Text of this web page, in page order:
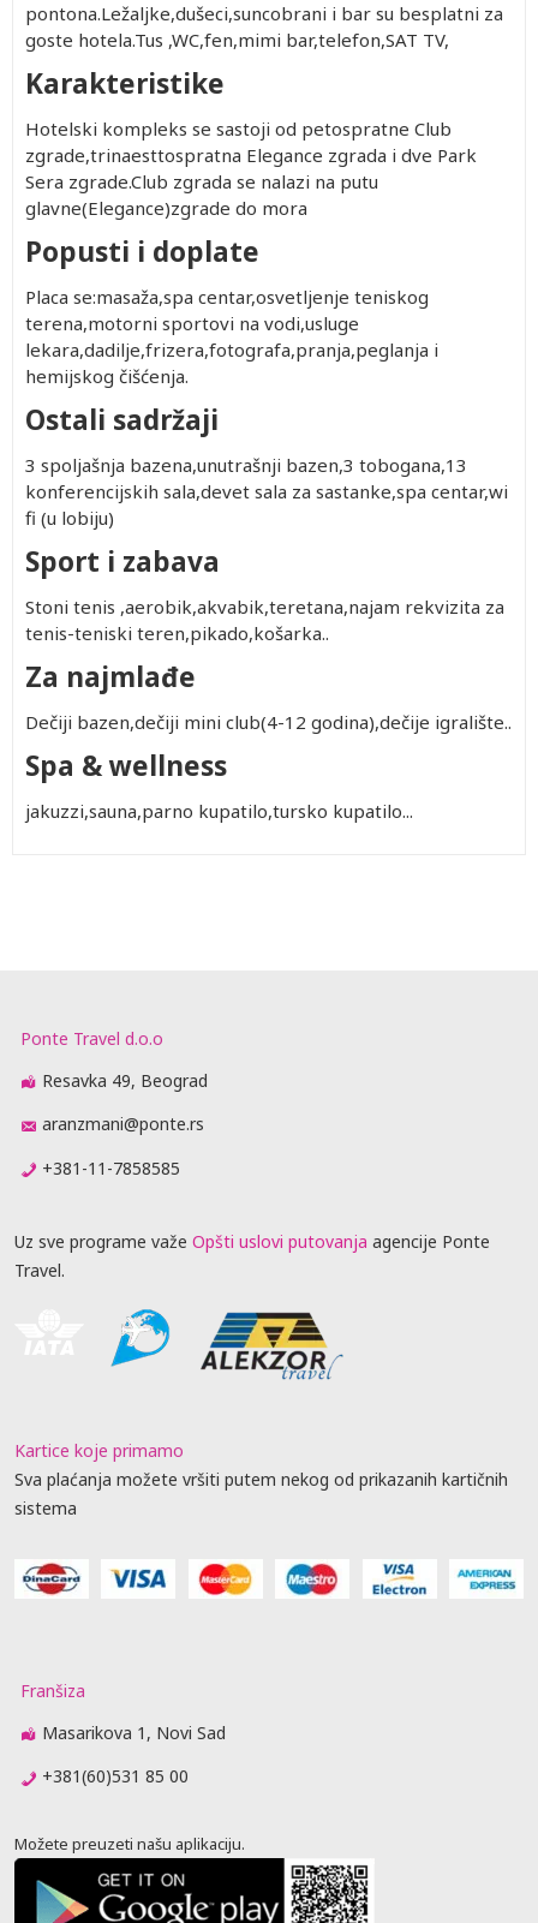
pontona.Ležaljke,dušeci,suncobrani i bar su besplatni za
goste hotela.Tus ,WC,fen,mimi bar,telefon,SAT TV,
Karakteristike
Hotelski kompleks se sastoji od petospratne Club
zgrade,trinaesttospratna Elegance zgrada i dve Park
Sera zgrade.Club zgrada se nalazi na putu
glavne(Elegance)zgrade do mora
Popusti i doplate
Placa se:masaža,spa centar,osvetljenje teniskog
terena,motorni sportovi na vodi,usluge
lekara,dadilje,frizera,fotografa,pranja,peglanja i
hemijskog čišćenja.
Ostali sadržaji
3 spoljašnja bazena,unutrašnji bazen,3 tobogana,13
konferencijskih sala,devet sala za sastanke,spa centar,wi
fi (u lobiju)
Sport i zabava
Stoni tenis ,aerobik,akvabik,teretana,najam rekvizita za
tenis-teniski teren,pikado,košarka..
Za najmlađe
Dečiji bazen,dečiji mini club(4-12 godina),dečije igralište..
Spa & wellness
jakuzzi,sauna,parno kupatilo,tursko kupatilo...
Ponte Travel d.o.o
Resavka 49, Beograd
aranzmani@ponte.rs
+381-11-7858585
Uz sve programe važe Opšti uslovi putovanja agencije Ponte
Travel.
Kartice koje primamo
Sva plaćanja možete vršiti putem nekog od prikazanih kartičnih
sistema
Franšiza
Masarikova 1, Novi Sad
+381(60)531 85 00
Možete preuzeti našu aplikaciju.